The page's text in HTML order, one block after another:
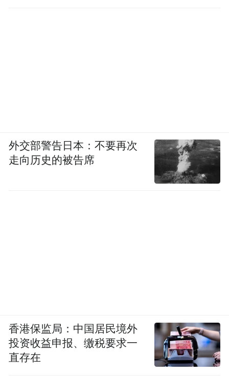
外交部警告日本：不要再次
走向历史的被告席
香港保监局：中国居民境外
投资收益申报、缴税要求一
直存在